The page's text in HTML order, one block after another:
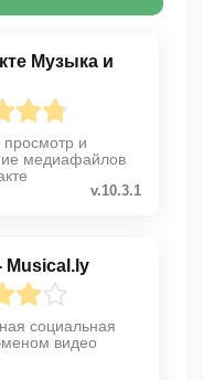
Музыка и
и
медиафайлов
v.10.3.1
Musical.ly
социальная
видео